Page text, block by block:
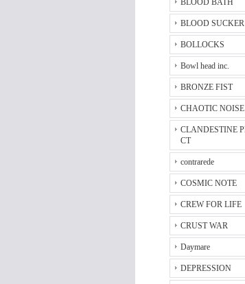
BLOOD BATH
BLOOD SUCKER
BOLLOCKS
Bowl head inc.
BRONZE FIST
CHAOTIC NOISE
CLANDESTINE
CT
contrarede
COSMIC NOTE
CREW FOR LIFE
CRUST WAR
Daymare
DEPRESSION